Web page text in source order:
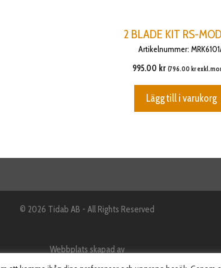
2 BLADE KIT RS-
Artikelnummer:
995.00 kr (796.00 kr
Lägg till i varukorg
© 2026 Tidab AB - All Rights Reserved
Webbplats skapad av